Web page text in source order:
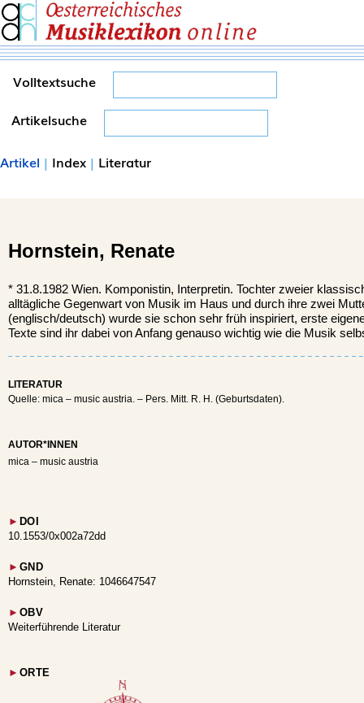
Volltextsuche
Artikelsuche
Artikel | Index | Literatur
Hornstein, Renate
* 31.8.1982 Wien. Komponistin, Interpretin. Tochter zweier
alltägliche Gegenwart von Musik im Haus und durch ihre zwei
(englisch/deutsch) wurde sie schon sehr früh inspiriert, erste
Texte sind ihr dabei von Anfang genauso wichtig wie die Musik
LITERATUR
Quelle: mica – music austria. – Pers. Mitt. R. H. (Geburtsdaten).
AUTOR*INNEN
mica – music austria
► DOI
10.1553/0x002a72dd
► GND
Hornstein, Renate: 1046647547
► OBV
Weiterführende Literatur
► ORTE